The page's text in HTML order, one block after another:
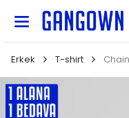
Erkek T-shirt